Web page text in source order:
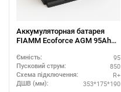
Аккумуляторная батарея
FIAMM Ecoforce AGM 95Ah
Ємність: 95
Пусковий струм: 850
Схема підключення: R+
ДШВ (мм): 353*175*190